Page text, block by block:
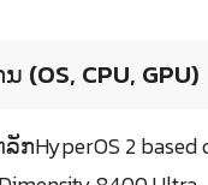
CPU, GPU)
2 based